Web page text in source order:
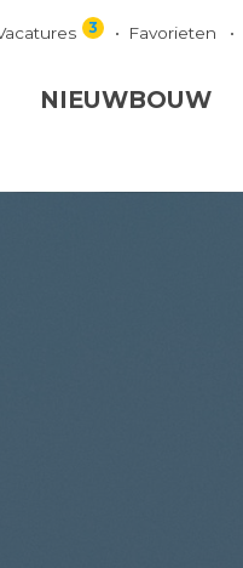
3 Favorieten
NIEUWBOUW